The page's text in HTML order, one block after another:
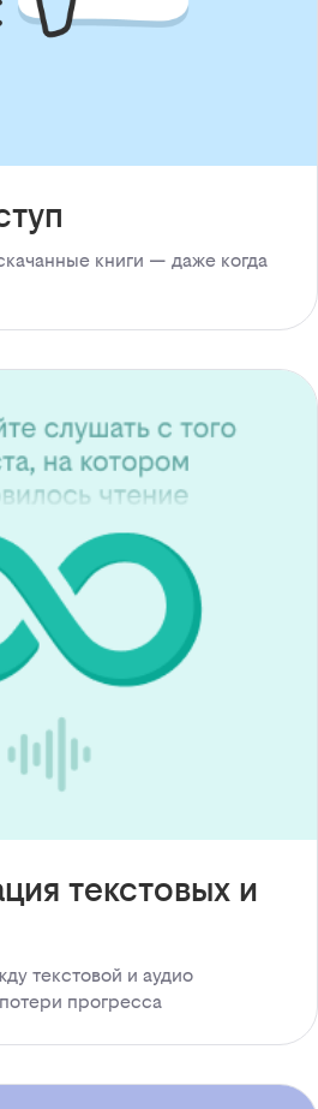
книги — даже когда
текстовых и
текстовой и аудио
прогресса